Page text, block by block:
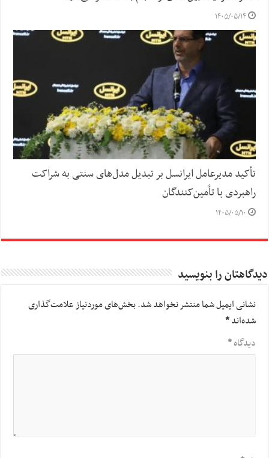
۱۴۰۵/۰۵/۱۴
تأکید مدیرعامل ایرانسل بر تبدیل مدل‌های سنتی به شراکت
راهبردی با تأمین‌کنندگان
۱۴۰۵/۰۵/۱۰
دیدگاهتان را بنویسید
نشانی ایمیل شما منتشر نخواهد شد.بخش‌های موردنیاز علامت‌گذاری
شده‌اند*
دیدگاه*